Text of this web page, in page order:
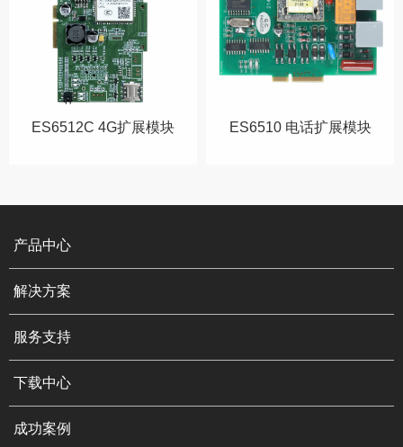
ES6512C 4G扩展模块 ES6510 电话扩展模块
产品中心
解决方案
服务支持
下载中心
成功案例